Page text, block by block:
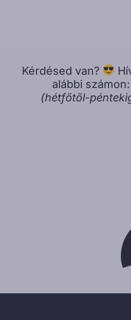
Kérdésed van?
alábbi
(hétfőtől-